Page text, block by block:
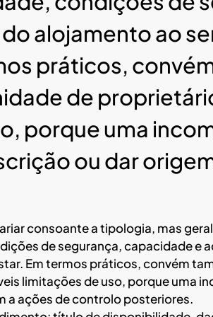
alojamento ao
práticos,
de
porque uma
ou dar
consoante a tipologia, mas
de segurança, capacidade e
Em termos práticos, convém
limitações de uso, porque uma
a ações de controlo posteriores.